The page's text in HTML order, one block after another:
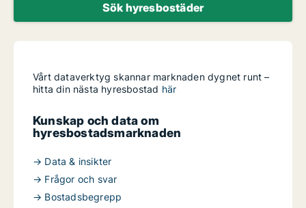
Sök hyresbostäder
Vårt dataverktyg skannar marknaden dygnet runt –
hitta din nästa hyresbostad här
Kunskap och data om
hyresbostadsmarknaden
→ Data & insikter
→ Frågor och svar
→ Bostadsbegrepp